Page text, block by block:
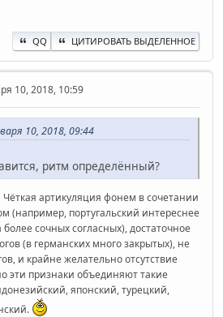
QQ ЦИТИРОВАТЬ ВЫДЕЛЕННОЕ
10, 2018, 10:59
10, 2018, 09:44
ритм определённый?
Чёткая артикуляция фонем в сочетании
(например, португальский интереснее
более сочных согласных), достаточное
(в германских много закрытых), не
и крайне желательно отсутствие
эти признаки объединяют такие
японский, турецкий,